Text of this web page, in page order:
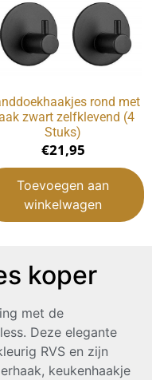
rond met
zwart zelfklevend (4
Stuks)
€21,95
Toevoegen aan
winkelwagen
koper
met de
Deze elegante
RVS en zijn
keukenhaakje